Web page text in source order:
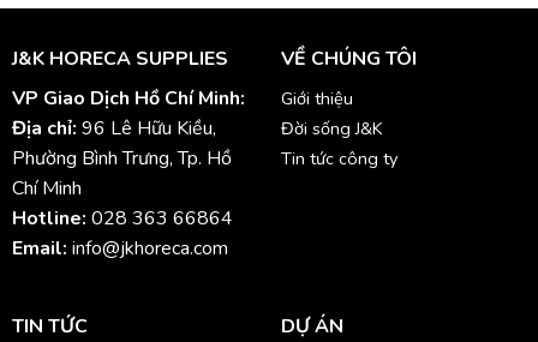
J&K HORECA SUPPLIES
VP Giao Dịch Hồ Chí Minh:
Địa chỉ: 96 Lê Hữu Kiều,
Phường Bình Trưng, Tp. Hồ
Chí Minh
Hotline: 028 363 66864
Email: info@jkhoreca.com
VỀ CHÚNG TÔI
Giới thiệu
Đời sống J&K
Tin tức công ty
TIN TỨC DỰ ÁN